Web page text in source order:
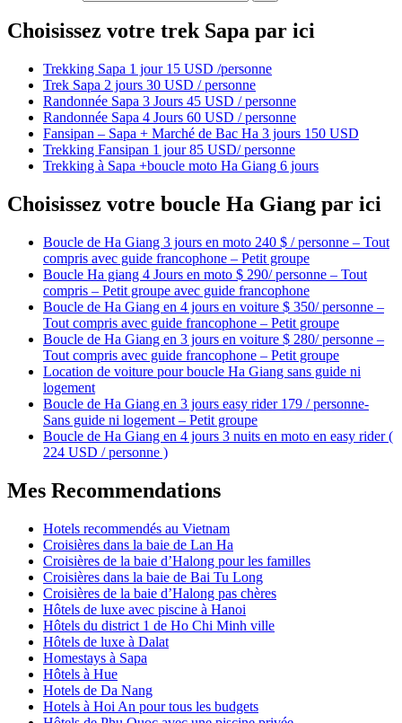
Choisissez votre trek Sapa par ici
Trekking Sapa 1 jour 15 USD /personne
Trek Sapa 2 jours 30 USD / personne
Randonnée Sapa 3 Jours 45 USD / personne
Randonnée Sapa 4 Jours 60 USD / personne
Fansipan – Sapa + Marché de Bac Ha 3 jours 150 USD
Trekking Fansipan 1 jour 85 USD/ personne
Trekking à Sapa +boucle moto Ha Giang 6 jours
Choisissez votre boucle Ha Giang par ici
Boucle de Ha Giang 3 jours en moto 240 $ / personne – Tout
compris avec guide francophone – Petit groupe
Boucle Ha giang 4 Jours en moto $ 290/ personne – Tout
compris – Petit groupe avec guide francophone
Boucle de Ha Giang en 4 jours en voiture $ 350/ personne –
Tout compris avec guide francophone – Petit groupe
Boucle de Ha Giang en 3 jours en voiture $ 280/ personne –
Tout compris avec guide francophone – Petit groupe
Location de voiture pour boucle Ha Giang sans guide ni
logement
Boucle de Ha Giang en 3 jours easy rider 179 / personne-
Sans guide ni logement – Petit groupe
Boucle de Ha Giang en 4 jours 3 nuits en moto en easy rider (
224 USD / personne )
Mes Recommendations
Hotels recommendés au Vietnam
Croisières dans la baie de Lan Ha
Croisières de la baie d’Halong pour les familles
Croisières dans la baie de Bai Tu Long
Croisières de la baie d’Halong pas chères
Hôtels de luxe avec piscine à Hanoi
Hôtels du district 1 de Ho Chi Minh ville
Hôtels de luxe à Dalat
Homestays à Sapa
Hôtels à Hue
Hotels de Da Nang
Hotels à Hoi An pour tous les budgets